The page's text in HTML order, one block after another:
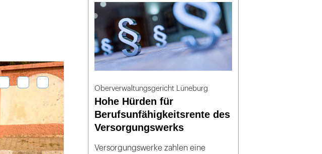
Oberverwaltungsgericht Lüneburg
Hohe Hürden für
Berufsunfähigkeitsrente des
Versorgungswerks
Versorgungswerke zahlen eine